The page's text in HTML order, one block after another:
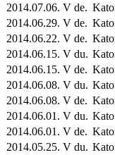
2014.07.06. V de.
2014.06.29. V de.
2014.06.22. V de.
2014.06.15. V du.
2014.06.15. V de.
2014.06.08. V du.
2014.06.08. V de.
2014.06.01. V du.
2014.06.01. V de.
2014.05.25. V du.